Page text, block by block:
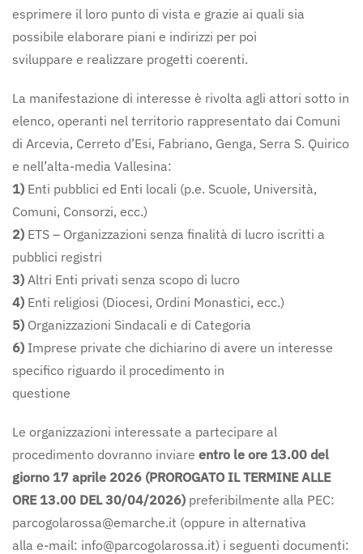
esprimere il loro punto di vista e grazie ai quali sia
possibile elaborare piani e indirizzi per poi
sviluppare e realizzare progetti coerenti.
La manifestazione di interesse è rivolta agli attori sotto in
elenco, operanti nel territorio rappresentato dai Comuni
di Arcevia, Cerreto d’Esi, Fabriano, Genga, Serra S. Quirico
e nell’alta-media Vallesina:
1) Enti pubblici ed Enti locali (p.e. Scuole, Università,
Comuni, Consorzi, ecc.)
2) ETS – Organizzazioni senza finalità di lucro iscritti a
pubblici registri
3) Altri Enti privati senza scopo di lucro
4) Enti religiosi (Diocesi, Ordini Monastici, ecc.)
5) Organizzazioni Sindacali e di Categoria
6) Imprese private che dichiarino di avere un interesse
specifico riguardo il procedimento in
questione
Le organizzazioni interessate a partecipare al
procedimento dovranno inviare entro le ore 13.00 del
giorno 17 aprile 2026 (PROROGATO IL TERMINE ALLE
ORE 13.00 DEL 30/04/2026) preferibilmente alla PEC:
parcogolarossa@emarche.it (oppure in alternativa
alla e-mail: info@parcogolarossa.it) i seguenti documenti: